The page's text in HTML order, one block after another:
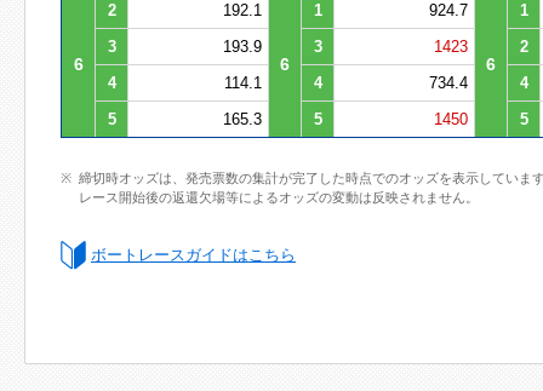
6
2 192.1
6
1 924.7
6
1
3
193.9 3 1423
2
4
114.1 4 734.4
4
5
165.3 5 1450 5
締切時オッズは、発売票数の集計が完了した時点でのオッズを表示していま
レース開始後の返還欠場等によるオッズの変動は反映されません。
ボートレースガイドはこちら